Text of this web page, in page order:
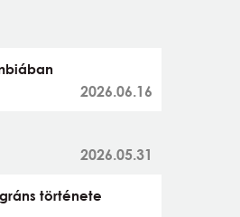
2026.06.16
2026.05.31
története